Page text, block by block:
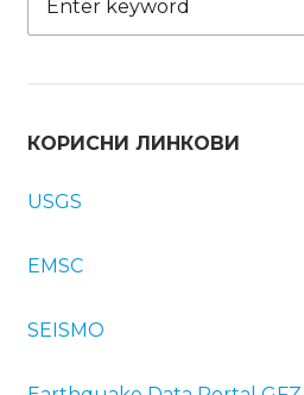
for:
КОРИСНИ ЛИНКОВИ
USGS
EMSC
SEISMO